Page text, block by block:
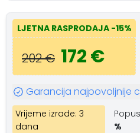
LJETNA RASPRODAJA -15%
202 € 172 €
Garancija najpovoljnije
Vrijeme izrade: 3
dana
%